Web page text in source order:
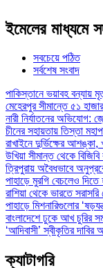
ইমেলের মাধ্যমে
সবচেয়ে পঠিত
সর্বশেষ সংবাদ
পাকিস্তানে ভয়াবহ বন্যায়
মেহেরপুর সীমান্তে ৫১
নারী নির্যাতনের অভিযোগ:
চীনের সহায়তায় তিস্তা
রাখাইনে দুর্ভিক্ষের
উখিয়া সীমান্ত থেকে
ত্রিপুরায় অবৈধভাবে
পাহাড়ে মুরগি বেচলেও দিতে
রাশিয়া থেকে ভারতে
পাহাড়ে মিশনারিগুলোর
বাংলাদেশে ঢুকে আখ চুরির
‘আদিবাসী’ স্বীকৃতির
ক্যাটাগরি